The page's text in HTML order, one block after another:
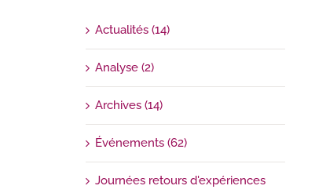
Actualités (14)
Analyse (2)
Archives (14)
Événements (62)
Journées retours d'expériences